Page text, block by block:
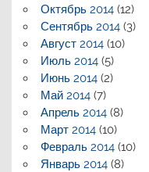
Октябрь 2014(12)
Сентябрь 2014(3)
Август 2014(10)
Июль 2014(5)
Июнь 2014(2)
Май 2014(7)
Апрель 2014(8)
Март 2014(10)
Февраль 2014(10)
Январь 2014(8)